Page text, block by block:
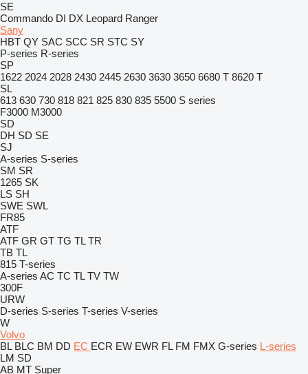
SE
Commando DI DX Leopard Ranger
Sany
HBT QY SAC SCC SR STC SY
P-series R-series
SP
1622 2024 2028 2430 2445 2630 3630 3650 6680 T 8620 T
SL
613 630 730 818 821 825 830 835 5500 S series
F3000 M3000
SD
DH SD SE
SJ
A-series S-series
SM SR
1265 SK
LS SH
SWE SWL
FR85
ATF
ATF GR GT TG TL TR
TB TL
815 T-series
A-series AC TC TL TV TW
300F
URW
D-series S-series T-series V-series
W
Volvo
BL BLC BM DD EC ECR EW EWR FL FM FMX G-series L-series
LM SD
AB MT Super